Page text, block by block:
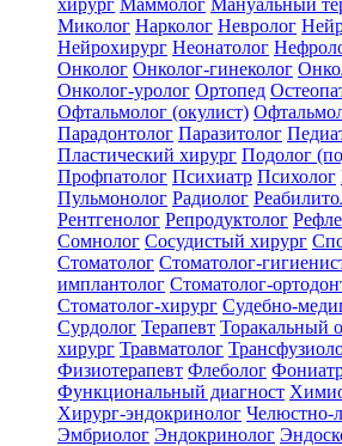
хирург Маммолог Мануальный
Миколог Нарколог Невролог
Нейрохирург Неонатолог
Онколог Онколог-гинеколог
Онколог-уролог Ортопед
Офтальмолог (окулист)
Парадонтолог Паразитолог
Пластический хирург Подолог
Профпатолог Психиатр Психолог
Пульмонолог Радиолог
Рентгенолог Репродуктолог
Сомнолог Сосудистый хирург
Стоматолог Стоматолог-
имплантолог Стоматолог-
Стоматолог-хирург Судебно-
Сурдолог Терапевт Торакальный
хирург Травматолог
Физиотерапевт Флеболог
Функциональный диагност
Хирург-эндокринолог Челюстно-
Эмбриолог Эндокринолог